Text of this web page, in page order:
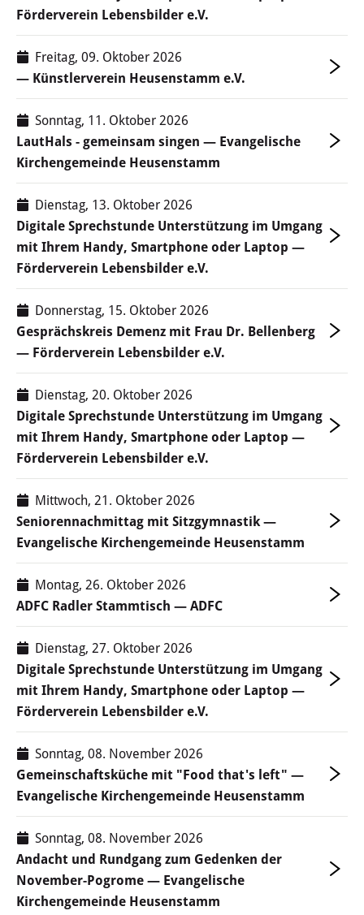
Förderverein Lebensbilder e.V.
Freitag, 09. Oktober 2026
— Künstlerverein Heusenstamm e.V.
Sonntag, 11. Oktober 2026
LautHals - gemeinsam singen — Evangelische
Kirchengemeinde Heusenstamm
Dienstag, 13. Oktober 2026
Digitale Sprechstunde Unterstützung im Umgang
mit Ihrem Handy, Smartphone oder Laptop —
Förderverein Lebensbilder e.V.
Donnerstag, 15. Oktober 2026
Gesprächskreis Demenz mit Frau Dr. Bellenberg
— Förderverein Lebensbilder e.V.
Dienstag, 20. Oktober 2026
Digitale Sprechstunde Unterstützung im Umgang
mit Ihrem Handy, Smartphone oder Laptop —
Förderverein Lebensbilder e.V.
Mittwoch, 21. Oktober 2026
Seniorennachmittag mit Sitzgymnastik —
Evangelische Kirchengemeinde Heusenstamm
Montag, 26. Oktober 2026
ADFC Radler Stammtisch — ADFC
Dienstag, 27. Oktober 2026
Digitale Sprechstunde Unterstützung im Umgang
mit Ihrem Handy, Smartphone oder Laptop —
Förderverein Lebensbilder e.V.
Sonntag, 08. November 2026
Gemeinschaftsküche mit "Food that's left" —
Evangelische Kirchengemeinde Heusenstamm
Sonntag, 08. November 2026
Andacht und Rundgang zum Gedenken der
November-Pogrome — Evangelische
Kirchengemeinde Heusenstamm